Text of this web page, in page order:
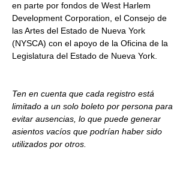
en parte por fondos de West Harlem
Development Corporation, el Consejo de
las Artes del Estado de Nueva York
(NYSCA) con el apoyo de la Oficina de la
Legislatura del Estado de Nueva York.
Ten en cuenta que cada registro está
limitado a un solo boleto por persona para
evitar ausencias, lo que puede generar
asientos vacíos que podrían haber sido
utilizados por otros.